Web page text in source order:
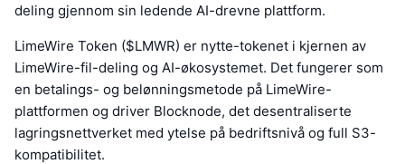
deling gjennom sin ledende AI-drevne plattform.
LimeWire Token ($LMWR) er nytte-tokenet i kjernen av
LimeWire-fil-deling og AI-økosystemet. Det fungerer som
en betalings- og belønningsmetode på LimeWire-
plattformen og driver Blocknode, det desentraliserte
lagringsnettverket med ytelse på bedriftsnivå og full S3-
kompatibilitet.